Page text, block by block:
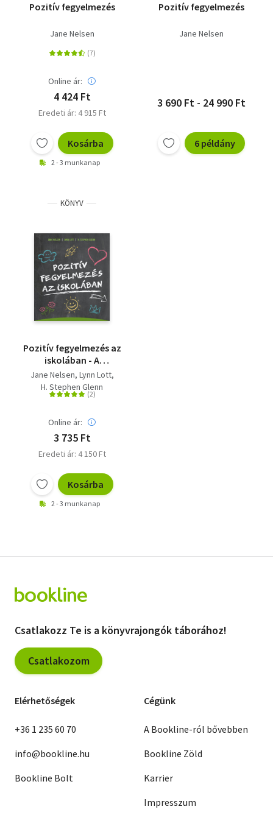
Pozitív fegyelmezés
Jane Nelsen
Online ár:
4 424 Ft
Eredeti ár: 4 915 Ft
Kosárba
2 - 3 munkanap
Pozitív fegyelmezés
Jane Nelsen
3 690 Ft - 24 990 Ft
6 példány
KÖNYV
Pozitív fegyelmezés az
iskolában - A
kölcsönös tisztelet, az
együttműködés és a
felelősségteljes
kialakítása a tanítás
során
Jane Nelsen Lynn Lott
H. Stephen Glenn
Online ár:
3 735 Ft
Eredeti ár: 4 150 Ft
Kosárba
2 - 3 munkanap
Csatlakozz Te is a könyvrajongók táborához!
Csatlakozom
Elérhetőségek
+36 1 235 60 70
info@bookline.hu
Bookline Bolt
Cégünk
A Bookline-ról bővebben
Bookline Zöld
Karrier
Impresszum